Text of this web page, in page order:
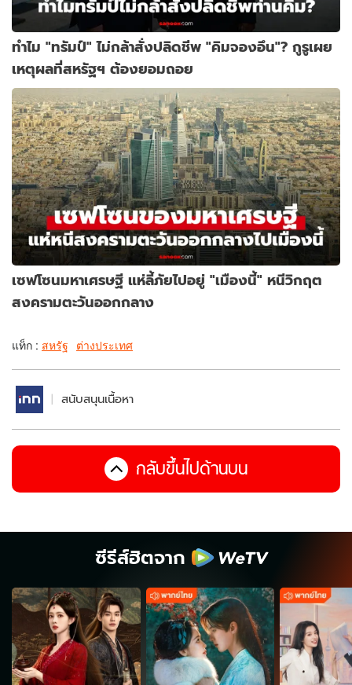
ทำไม "ทรัมป์" ไม่กล้าสั่งปลิดชีพ "คิมจองอึน"? กูรูเผย
เหตุผลที่สหรัฐฯ ต้องยอมถอย
เซฟโซนมหาเศรษฐี แห่ลี้ภัยไปอยู่ "เมืองนี้" หนีวิกฤต
สงครามตะวันออกกลาง
แท็ก : สหรัฐ ต่างประเทศ
สนับสนุนเนื้อหา
กลับขึ้นไปด้านบน
ซีรีส์ฮิตจาก